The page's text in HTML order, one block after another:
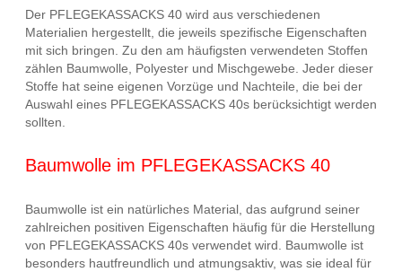
Der PFLEGEKASSACKS 40 wird aus verschiedenen
Materialien hergestellt, die jeweils spezifische Eigenschaften
mit sich bringen. Zu den am häufigsten verwendeten Stoffen
zählen Baumwolle, Polyester und Mischgewebe. Jeder dieser
Stoffe hat seine eigenen Vorzüge und Nachteile, die bei der
Auswahl eines PFLEGEKASSACKS 40s berücksichtigt werden
sollten.
Baumwolle im PFLEGEKASSACKS 40
Baumwolle ist ein natürliches Material, das aufgrund seiner
zahlreichen positiven Eigenschaften häufig für die Herstellung
von PFLEGEKASSACKS 40s verwendet wird. Baumwolle ist
besonders hautfreundlich und atmungsaktiv, was sie ideal für